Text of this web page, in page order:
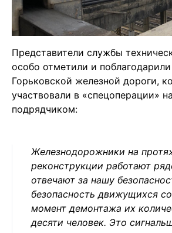
Представители службы
особо отметили и
Горьковской железной дороги,
участвовали в «спецоперации»
подрядчиком:
Железнодорожники на
реконструкции работают
отвечают за нашу
безопасность движущихся
момент демонтажа их
десяти человек. Это